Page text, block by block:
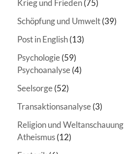
Krieg und Frieden(75)
Schöpfung und Umwelt(39)
Post in English(13)
Psychologie(59)
Psychoanalyse(4)
Seelsorge(52)
Transaktionsanalyse(3)
Religion und Weltanschauung
Atheismus(12)